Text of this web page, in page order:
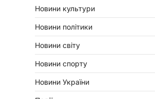
Новини культури
Новини політики
Новини світу
Новини спорту
Новини України